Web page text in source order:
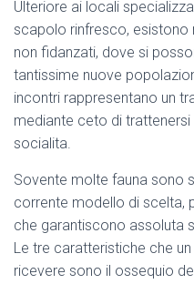
Ulteriore ai locali
scapolo rinfresco, esistono
non fidanzati, dove si
tantissime nuove
incontri rappresentano un
mediante ceto di
socialita.
Sovente molte fauna sono
corrente modello di scelta,
che garantiscono assoluta
Le tre caratteristiche che
ricevere sono il ossequio